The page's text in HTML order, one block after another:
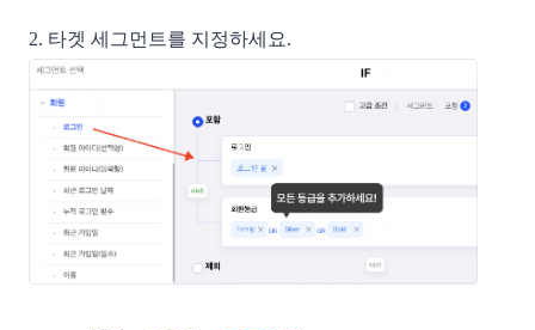
2. 타겟 세그먼트를 지정하세요.